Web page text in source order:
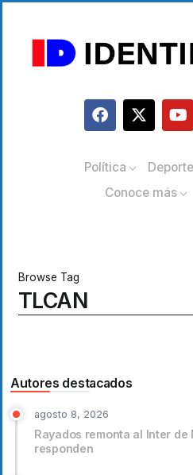
Política
Conoce más
Browse Tag
TLCAN
Autores destacados
agosto 8, 2026
Rayados remonta al Inter
responden